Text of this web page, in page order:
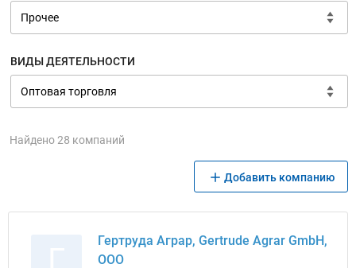
ВИДЫ ДЕЯТЕЛЬНОСТИ
Найдено 28 компаний
Добавить компанию
Гертруда Аграр, Gertrude Agrar GmbH,
ООО